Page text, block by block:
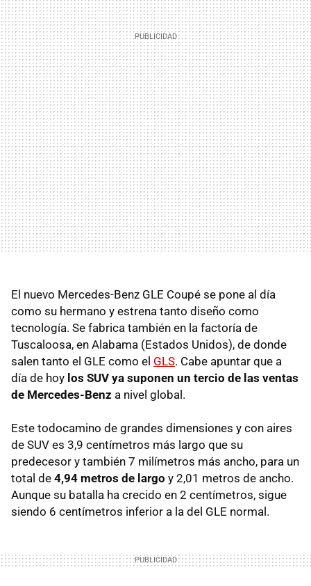
El nuevo Mercedes-Benz GLE Coupé se pone al día
como su hermano y estrena tanto diseño como
tecnología. Se fabrica también en la factoría de
Tuscaloosa, en Alabama (Estados Unidos), de donde
salen tanto el GLE como el GLS. Cabe apuntar que a
día de hoy los SUV ya suponen un tercio de las ventas
de Mercedes-Benz a nivel global.
Este todocamino de grandes dimensiones y con aires
de SUV es 3,9 centímetros más largo que su
predecesor y también 7 milímetros más ancho, para un
total de 4,94 metros de largo y 2,01 metros de ancho.
Aunque su batalla ha crecido en 2 centímetros, sigue
siendo 6 centímetros inferior a la del GLE normal.